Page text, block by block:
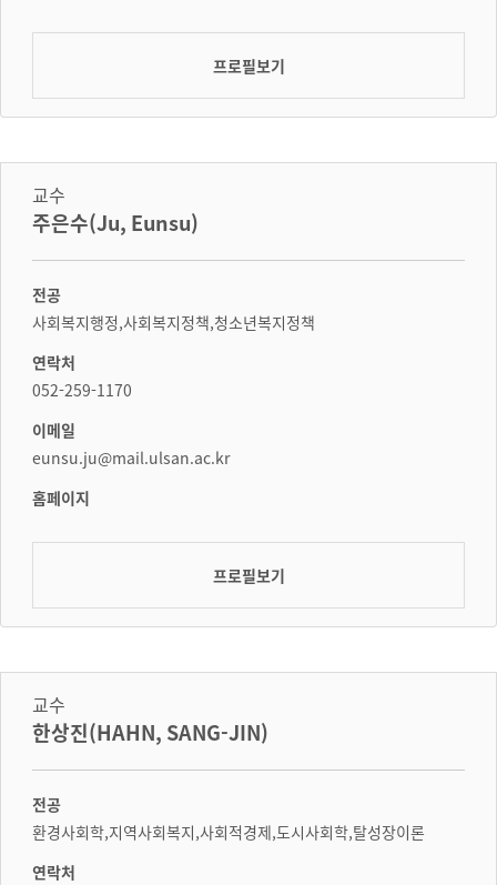
프로필보기
교수
주은수(Ju, Eunsu)
전공
사회복지행정,사회복지정책,청소년복지정책
연락처
052-259-1170
이메일
eunsu.ju@mail.ulsan.ac.kr
홈페이지
프로필보기
교수
한상진(HAHN, SANG-JIN)
전공
환경사회학,지역사회복지,사회적경제,도시사회학,탈성장이론
연락처